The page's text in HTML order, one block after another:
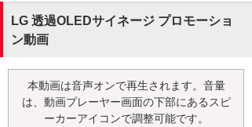
LG 透過OLEDサイネージ プロモーショ
ン動画
本動画は音声オンで再生されます。音量
は、動画プレーヤー画面の下部にあるスピ
ーカーアイコンで調整可能です。